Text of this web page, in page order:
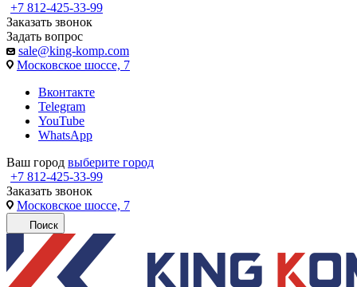
+7 812-425-33-99
Заказать звонок
Задать вопрос
sale@king-komp.com
Московское шоссе, 7
Вконтакте
Telegram
YouTube
WhatsApp
Ваш город выберите город
+7 812-425-33-99
Заказать звонок
Московское шоссе, 7
Поиск